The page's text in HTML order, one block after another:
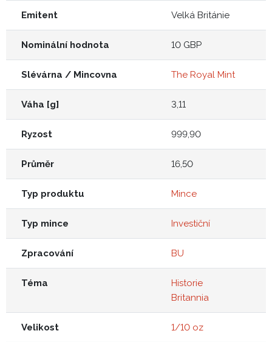
Emitent Velká Británie
Nominální hodnota 10 GBP
Slévárna / Mincovna The Royal Mint
Váha [g] 3,11
Ryzost 999,90
Průměr 16,50
Typ produktu Mince
Typ mince Investiční
Zpracování BU
Téma
Historie
Britannia
Velikost 1/10 oz